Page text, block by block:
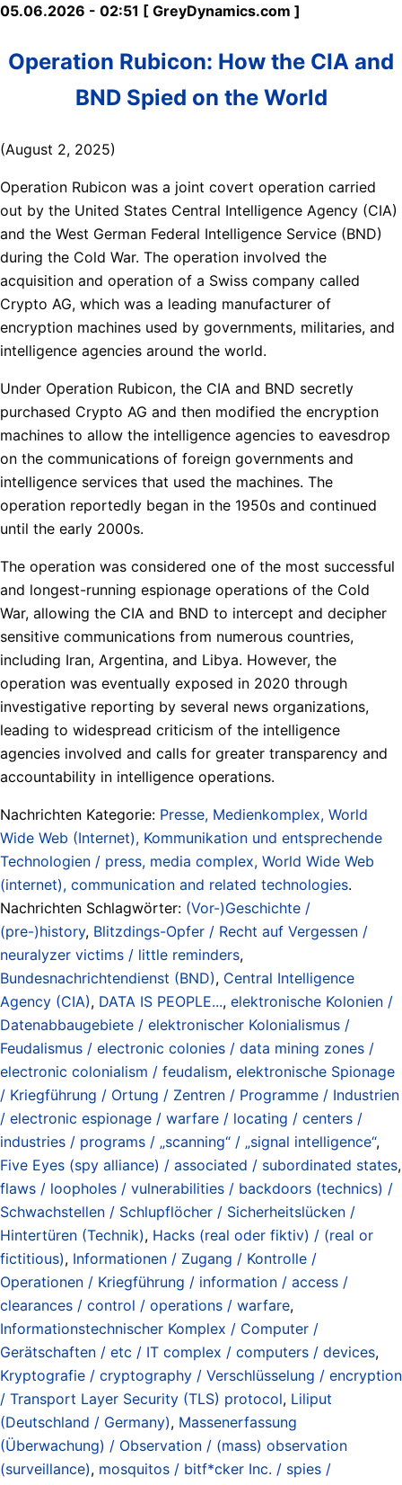
05.06.2026 - 02:51 [ GreyDynamics.com ]
Operation Rubicon: How the CIA and
BND Spied on the World
(August 2, 2025)
Operation Rubicon was a joint covert operation carried
out by the United States Central Intelligence Agency (CIA)
and the West German Federal Intelligence Service (BND)
during the Cold War. The operation involved the
acquisition and operation of a Swiss company called
Crypto AG, which was a leading manufacturer of
encryption machines used by governments, militaries, and
intelligence agencies around the world.
Under Operation Rubicon, the CIA and BND secretly
purchased Crypto AG and then modified the encryption
machines to allow the intelligence agencies to eavesdrop
on the communications of foreign governments and
intelligence services that used the machines. The
operation reportedly began in the 1950s and continued
until the early 2000s.
The operation was considered one of the most successful
and longest-running espionage operations of the Cold
War, allowing the CIA and BND to intercept and decipher
sensitive communications from numerous countries,
including Iran, Argentina, and Libya. However, the
operation was eventually exposed in 2020 through
investigative reporting by several news organizations,
leading to widespread criticism of the intelligence
agencies involved and calls for greater transparency and
accountability in intelligence operations.
Nachrichten Kategorie: Presse, Medienkomplex, World
Wide Web (Internet), Kommunikation und entsprechende
Technologien / press, media complex, World Wide Web
(internet), communication and related technologies.
Nachrichten Schlagwörter: (Vor-)Geschichte /
(pre-)history, Blitzdings-Opfer / Recht auf Vergessen /
neuralyzer victims / little reminders,
Bundesnachrichtendienst (BND), Central Intelligence
Agency (CIA), DATA IS PEOPLE..., elektronische Kolonien /
Datenabbaugebiete / elektronischer Kolonialismus /
Feudalismus / electronic colonies / data mining zones /
electronic colonialism / feudalism, elektronische Spionage
/ Kriegführung / Ortung / Zentren / Programme / Industrien
/ electronic espionage / warfare / locating / centers /
industries / programs / „scanning“ / „signal intelligence“,
Five Eyes (spy alliance) / associated / subordinated states,
flaws / loopholes / vulnerabilities / backdoors (technics) /
Schwachstellen / Schlupflöcher / Sicherheitslücken /
Hintertüren (Technik), Hacks (real oder fiktiv) / (real or
fictitious), Informationen / Zugang / Kontrolle /
Operationen / Kriegführung / information / access /
clearances / control / operations / warfare,
Informationstechnischer Komplex / Computer /
Gerätschaften / etc / IT complex / computers / devices,
Kryptografie / cryptography / Verschlüsselung / encryption
/ Transport Layer Security (TLS) protocol, Liliput
(Deutschland / Germany), Massenerfassung
(Überwachung) / Observation / (mass) observation
(surveillance), mosquitos / bitf*cker Inc. / spies /